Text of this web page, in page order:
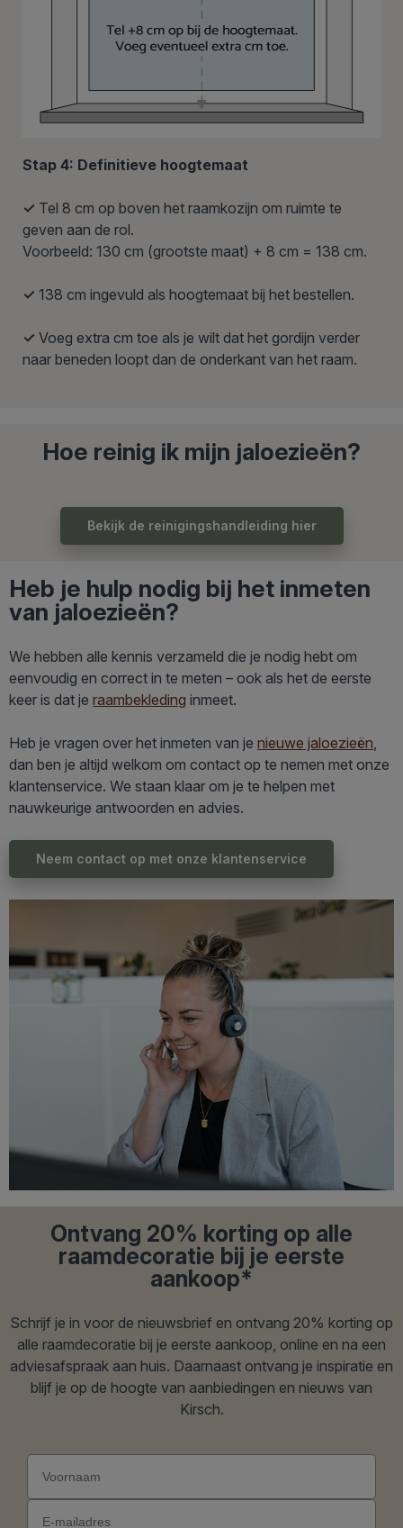
Stap 4: Definitieve hoogtemaat
✓ Tel 8 cm op boven het raamkozijn om ruimte te
geven aan de rol.
Voorbeeld: 130 cm (grootste maat) + 8 cm = 138 cm.
✓ 138 cm ingevuld als hoogtemaat bij het bestellen.
✓ Voeg extra cm toe als je wilt dat het gordijn verder
naar beneden loopt dan de onderkant van het raam.
Hoe reinig ik mijn jaloezieën?
Bekijk de reinigingshandleiding hier
Heb je hulp nodig bij het inmeten
van jaloezieën?
We hebben alle kennis verzameld die je nodig hebt om
eenvoudig en correct in te meten – ook als het de eerste
keer is dat je raambekleding inmeet.
Heb je vragen over het inmeten van je nieuwe jaloezieën,
dan ben je altijd welkom om contact op te nemen met onze
klantenservice. We staan klaar om je te helpen met
nauwkeurige antwoorden en advies.
Neem contact op met onze klantenservice
Ontvang 20% korting op alle
raamdecoratie bij je eerste
aankoop*
Schrijf je in voor de nieuwsbrief en ontvang 20% korting op
alle raamdecoratie bij je eerste aankoop, online en na een
adviesafspraak aan huis. Daarnaast ontvang je inspiratie en
blijf je op de hoogte van aanbiedingen en nieuws van
Kirsch.